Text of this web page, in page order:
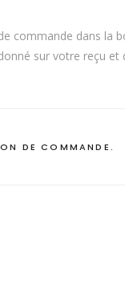
commande dans la
sur votre reçu et